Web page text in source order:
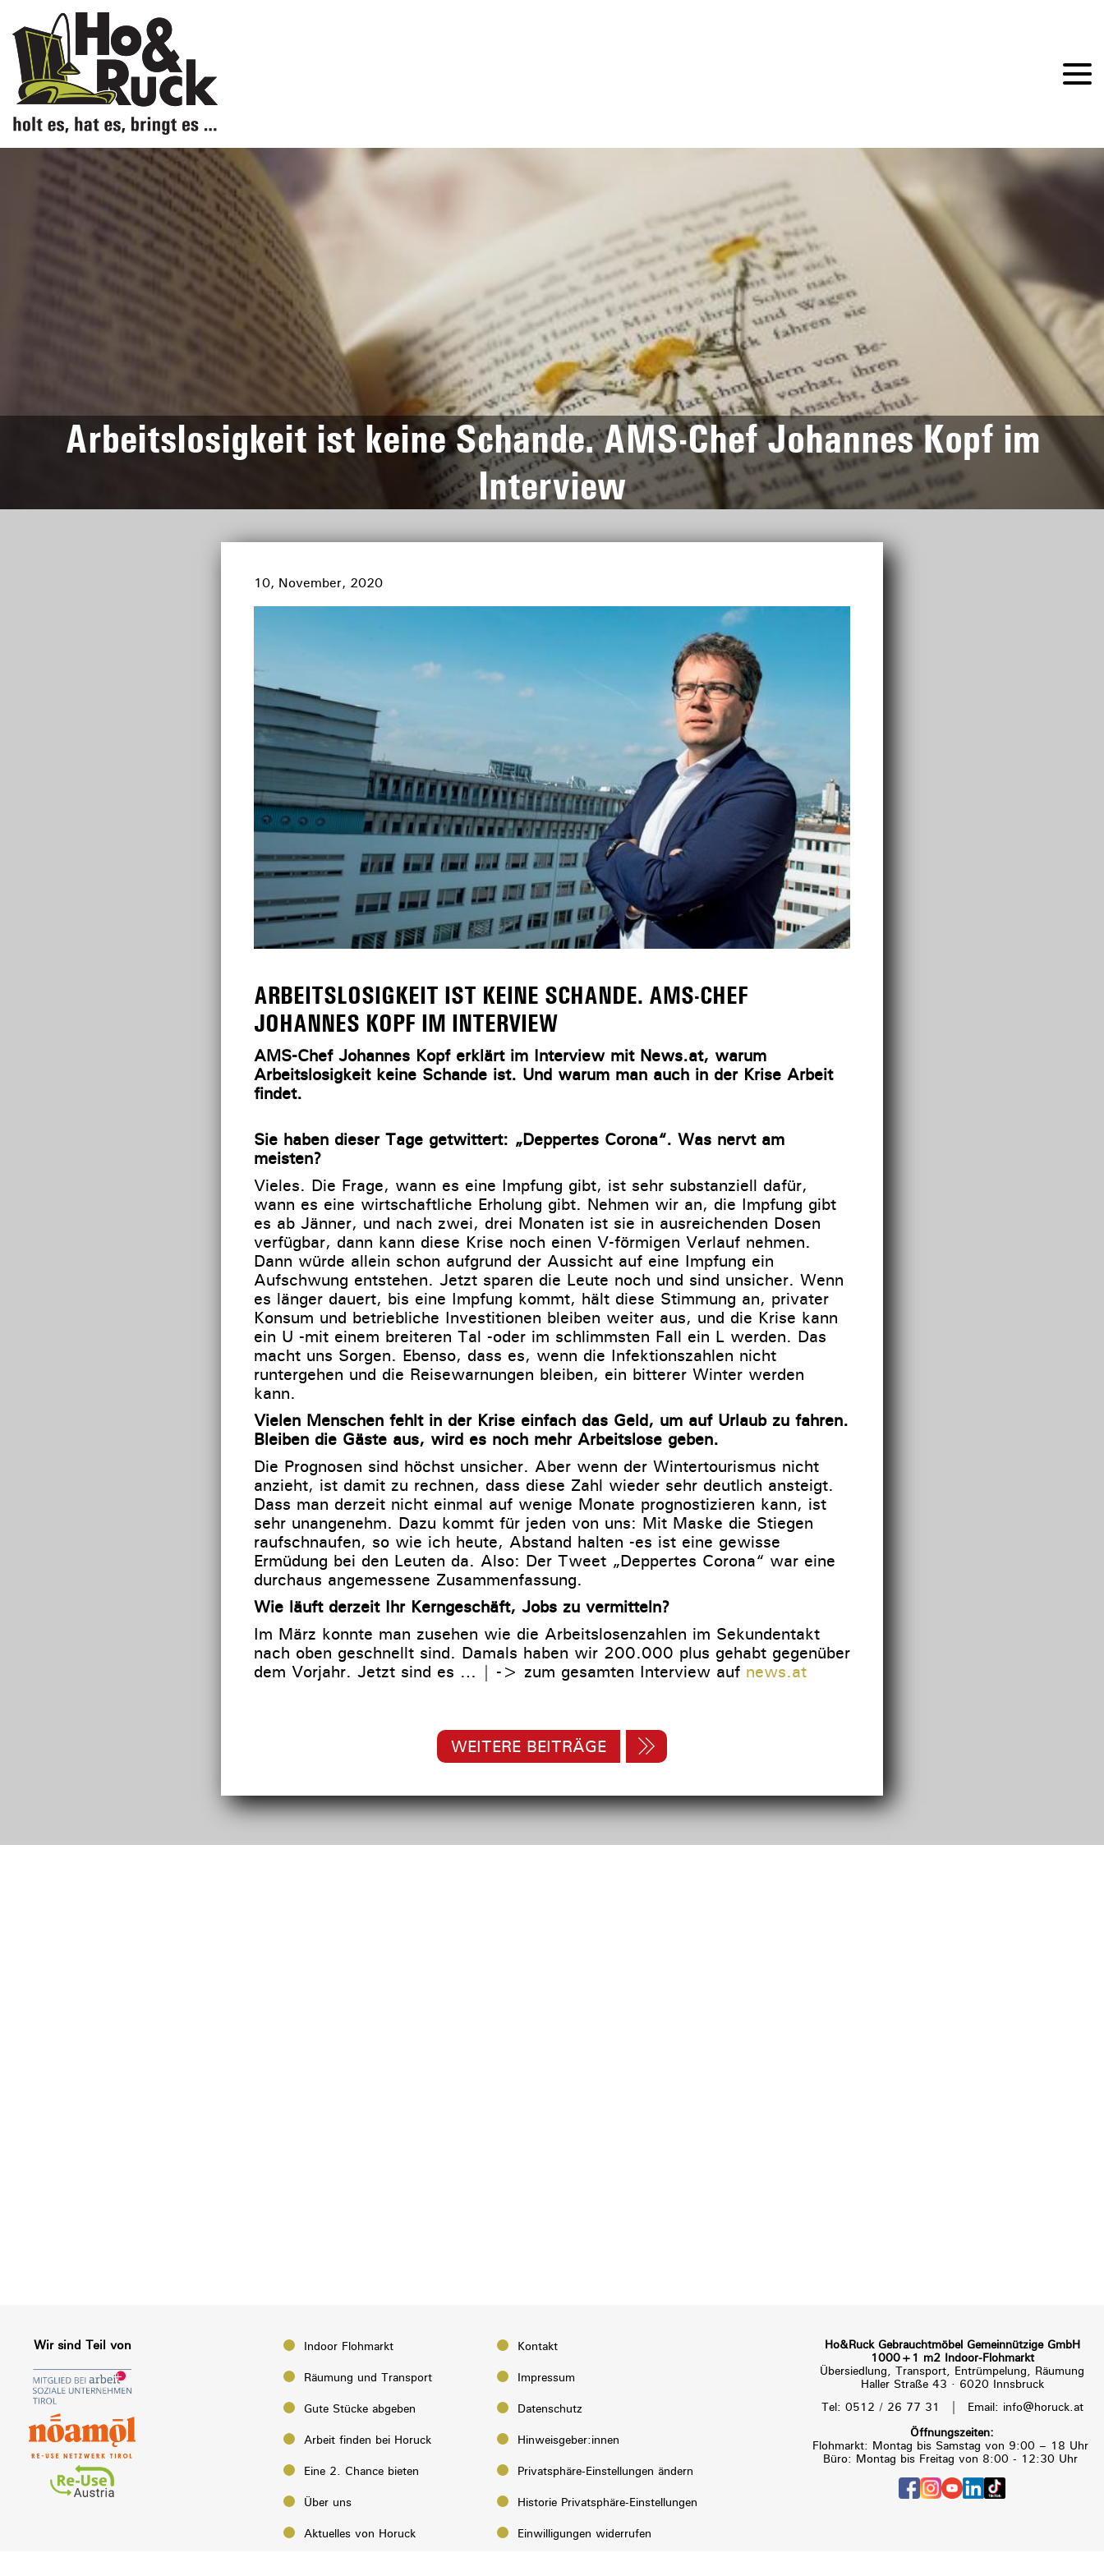
Arbeitslosigkeit ist keine Schande. AMS-Chef Johannes Kopf im
Interview
10, November, 2020
ARBEITSLOSIGKEIT IST KEINE SCHANDE. AMS-CHEF
JOHANNES KOPF IM INTERVIEW
AMS-Chef Johannes Kopf erklärt im Interview mit News.at, warum
Arbeitslosigkeit keine Schande ist. Und warum man auch in der Krise Arbeit
findet.
Sie haben dieser Tage getwittert: „Deppertes Corona“. Was nervt am
meisten?
Vieles. Die Frage, wann es eine Impfung gibt, ist sehr substanziell dafür,
wann es eine wirtschaftliche Erholung gibt. Nehmen wir an, die Impfung gibt
es ab Jänner, und nach zwei, drei Monaten ist sie in ausreichenden Dosen
verfügbar, dann kann diese Krise noch einen V-förmigen Verlauf nehmen.
Dann würde allein schon aufgrund der Aussicht auf eine Impfung ein
Aufschwung entstehen. Jetzt sparen die Leute noch und sind unsicher. Wenn
es länger dauert, bis eine Impfung kommt, hält diese Stimmung an, privater
Konsum und betriebliche Investitionen bleiben weiter aus, und die Krise kann
ein U -mit einem breiteren Tal -oder im schlimmsten Fall ein L werden. Das
macht uns Sorgen. Ebenso, dass es, wenn die Infektionszahlen nicht
runtergehen und die Reisewarnungen bleiben, ein bitterer Winter werden
kann.
Vielen Menschen fehlt in der Krise einfach das Geld, um auf Urlaub zu fahren.
Bleiben die Gäste aus, wird es noch mehr Arbeitslose geben.
Die Prognosen sind höchst unsicher. Aber wenn der Wintertourismus nicht
anzieht, ist damit zu rechnen, dass diese Zahl wieder sehr deutlich ansteigt.
Dass man derzeit nicht einmal auf wenige Monate prognostizieren kann, ist
sehr unangenehm. Dazu kommt für jeden von uns: Mit Maske die Stiegen
raufschnaufen, so wie ich heute, Abstand halten -es ist eine gewisse
Ermüdung bei den Leuten da. Also: Der Tweet „Deppertes Corona“ war eine
durchaus angemessene Zusammenfassung.
Wie läuft derzeit Ihr Kerngeschäft, Jobs zu vermitteln?
Im März konnte man zusehen wie die Arbeitslosenzahlen im Sekundentakt
nach oben geschnellt sind. Damals haben wir 200.000 plus gehabt gegenüber
dem Vorjahr. Jetzt sind es … | -> zum gesamten Interview auf news.at
WEITERE BEITRÄGE
Wir sind Teil von Indoor Flohmarkt
Räumung und Transport
Gute Stücke abgeben
Arbeit finden bei Horuck
Eine 2. Chance bieten
Über uns
Aktuelles von Horuck
Kontakt
Impressum
Datenschutz
Hinweisgeber:innen
Privatsphäre-Einstellungen ändern
Historie Privatsphäre-Einstellungen
Einwilligungen widerrufen
Ho&Ruck Gebrauchtmöbel Gemeinnützige GmbH
1000+1 m2 Indoor-Flohmarkt
Übersiedlung, Transport, Entrümpelung, Räumung
Haller Straße 43 · 6020 Innsbruck
Tel: 0512 / 26 77 31
|
Email: info@horuck.at
Öffnungszeiten:
Flohmarkt: Montag bis Samstag von 9:00 – 18 Uhr
Büro: Montag bis Freitag von 8:00 - 12:30 Uhr